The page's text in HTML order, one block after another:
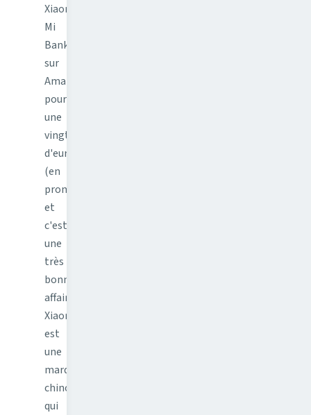
Xiaomi
Mi
Bank
sur
Amazon
pour
une
vingtaine
d'euros
(en
promotion),
et
c'est
une
très
bonne
affaire.
Xiaomi
est
une
marque
chinoise
qui